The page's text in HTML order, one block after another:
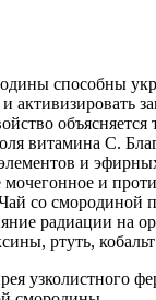
способны
активизировать
объясняется
витамина С.
и
мочегонное и
со смородиной
радиации на
ртуть,
узколистного